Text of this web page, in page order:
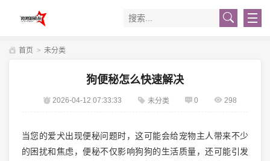
首页 > 未分类
狗便秘怎么快速解决
2026-04-12 07:33:33 未分类 0 298
当您的爱犬出现便秘问题时，这可能会给宠物主人带来不少
的困扰和焦虑，便秘不仅影响狗狗的生活质量，还可能引发